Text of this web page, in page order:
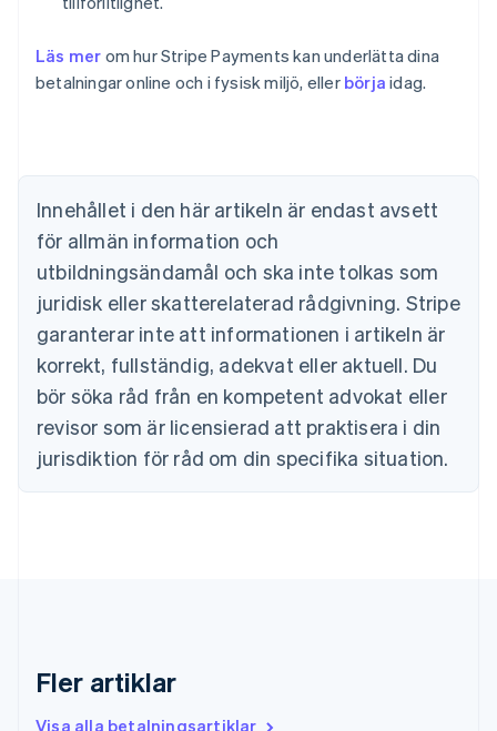
Läs mer om hur Stripe Payments kan underlätta dina
betalningar online och i fysisk miljö, eller börja idag.
Innehållet i den här artikeln är endast avsett
för allmän information och
utbildningsändamål och ska inte tolkas som
juridisk eller skatterelaterad rådgivning. Stripe
garanterar inte att informationen i artikeln är
korrekt, fullständig, adekvat eller aktuell. Du
bör söka råd från en kompetent advokat eller
revisor som är licensierad att praktisera i din
jurisdiktion för råd om din specifika situation.
Fler artiklar
Visa alla betalningsartiklar
Australien
English
PortuguêsEnglish
Bulgarien
English
Cypern
English
Danmark
English
Estland
Fastlandskina
简体中文English
Finland
English Svenska
Frankrike
简体中文
Indien